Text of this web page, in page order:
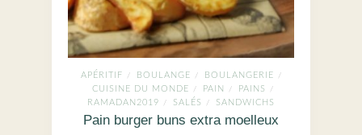
APÉRITIF / BOULANGE / BOULANGERIE /
CUISINE DU MONDE / PAIN / PAINS /
RAMADAN2019 / SALÉS / SANDWICHS
Pain burger buns extra moelleux